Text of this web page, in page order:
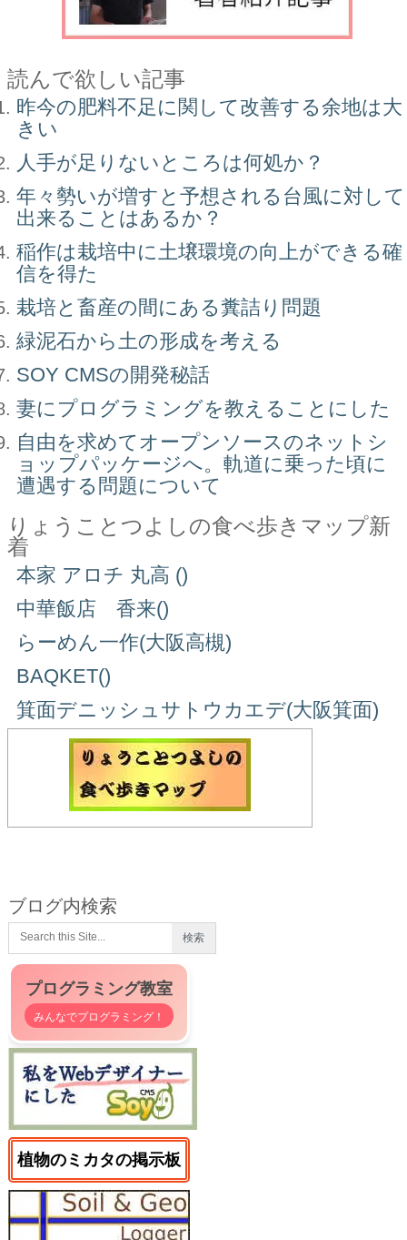
読んで欲しい記事
昨今の肥料不足に関して改善する余地は大
きい
人手が足りないところは何処か？
年々勢いが増すと予想される台風に対して
出来ることはあるか？
稲作は栽培中に土壌環境の向上ができる確
信を得た
栽培と畜産の間にある糞詰り問題
緑泥石から土の形成を考える
SOY CMSの開発秘話
妻にプログラミングを教えることにした
自由を求めてオープンソースのネットシ
ョップパッケージへ。軌道に乗った頃に
遭遇する問題について
りょうことつよしの食べ歩きマップ新
着
本家 アロチ 丸高 ()
中華飯店 香来()
らーめん一作(大阪高槻)
BAQKET()
箕面デニッシュサトウカエデ(大阪箕面)
ブログ内検索
プログラミング教室
みんなでプログラミング！
植物のミカタの掲示板